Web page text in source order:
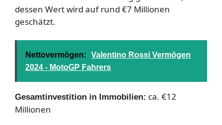
dessen Wert wird auf rund €7 Millionen
geschätzt.
Nettovermögen:
Valentino Rossi Vermögen
2024 - MotoGP Fahrers
Gesamtinvestition in Immobilien: ca. €12
Millionen